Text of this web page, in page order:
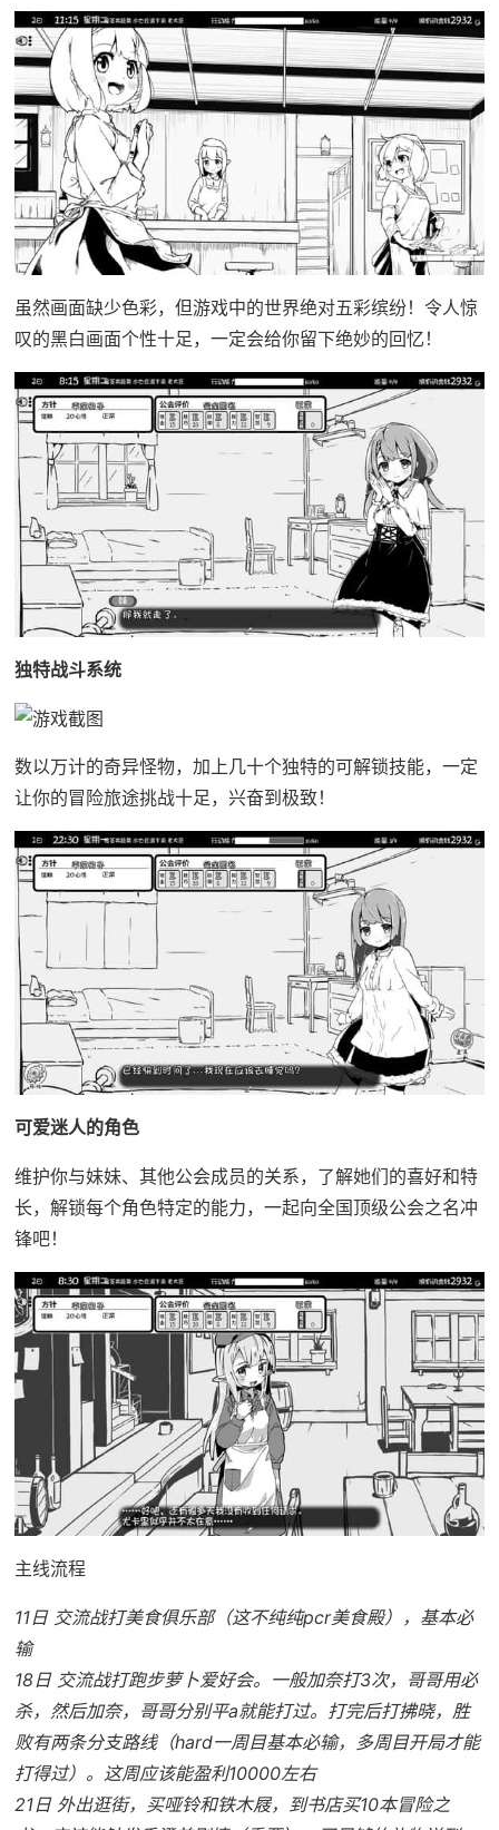
虽然画面缺少色彩，但游戏中的世界绝对五彩缤纷！令人惊
叹的黑白画面个性十足，一定会给你留下绝妙的回忆！
独特战斗系统
数以万计的奇异怪物，加上几十个独特的可解锁技能，一定
让你的冒险旅途挑战十足，兴奋到极致！
可爱迷人的角色
维护你与妹妹、其他公会成员的关系，了解她们的喜好和特
长，解锁每个角色特定的能力，一起向全国顶级公会之名冲
锋吧！
主线流程
11日 交流战打美食俱乐部（这不纯纯pcr美食殿），基本必
输
18日 交流战打跑步萝卜爱好会。一般加奈打3次，哥哥用必
杀，然后加奈，哥哥分别平a就能打过。打完后打拂晓，胜
败有两条分支路线（hard一周目基本必输，多周目开局才能
打得过）。这周应该能盈利10000左右
21日 外出逛街，买哑铃和铁木屐，到书店买10本冒险之